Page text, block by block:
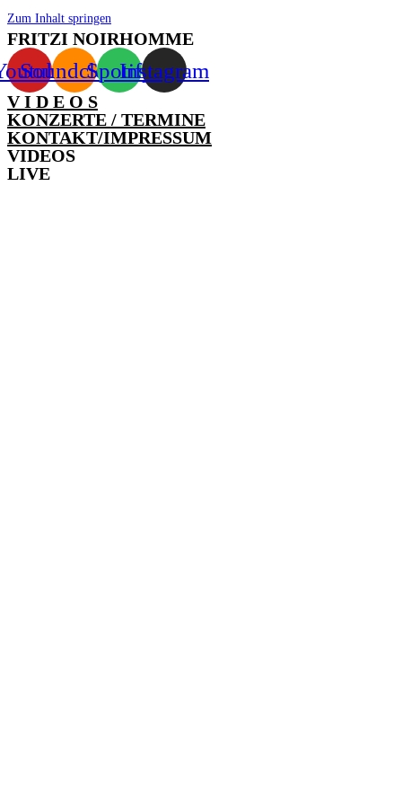
Zum Inhalt springen
FRITZI NOIRHOMME
Soundcloud
SpotifyInstagram
V I D E O S
KONZERTE / TERMINE
KONTAKT/IMPRESSUM
VIDEOS
LIVE